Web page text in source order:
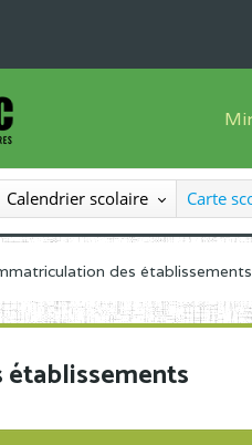
Le
Le
Calendrier scolaire Carte
des établissements